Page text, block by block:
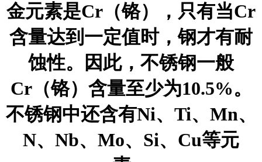
金元素是Cr（铬），只有当Cr
含量达到一定值时，钢才有耐
蚀性。因此，不锈钢一般
Cr（铬）含量至少为10.5%。
不锈钢中还含有Ni、Ti、Mn、
N、Nb、Mo、Si、Cu等元